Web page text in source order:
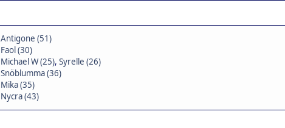
Antigone (51)
Faol (30)
Michael W (25), Syrelle (26)
Snöblumma (36)
Mika (35)
Nycra (43)